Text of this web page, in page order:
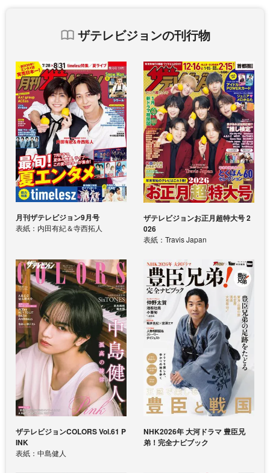
ザテレビジョンの刊行物
月刊ザテレビジョン9月号
表紙：内田有紀＆寺西拓人
ザテレビジョンお正月超特大号 2
026
表紙：Travis Japan
ザテレビジョンCOLORS Vol.61 P
INK
表紙：中島健人
NHK2026年 大河ドラマ 豊臣兄
弟！完全ナビブック